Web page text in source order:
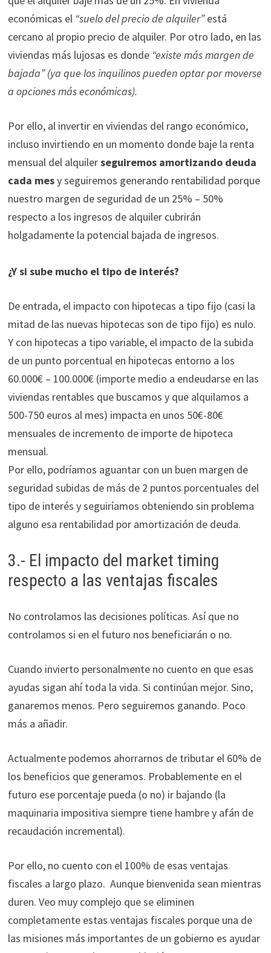
económicas el “suelo del precio de alquiler”está
cercano al propio precio de alquiler. Por otro lado, en las
viviendas más lujosas es donde “existe más margen de
bajada” (ya que los inquilinos pueden optar por moverse
a opciones más económicas).
Por ello, al invertir en viviendas del rango económico,
incluso invirtiendo en un momento donde baje la renta
mensual del alquilerseguiremos amortizando deuda
cada mesy seguiremos generando rentabilidad porque
nuestro margen de seguridad de un 25% – 50%
respecto a los ingresos de alquiler cubrirán
holgadamente la potencial bajada de ingresos.
¿Y si sube mucho el tipo de interés?
De entrada, el impacto con hipotecas a tipo fijo (casi la
mitad de las nuevas hipotecas son de tipo fijo) es nulo.
Y con hipotecas a tipo variable, el impacto de la subida
de un punto porcentual en hipotecas entorno a los
60.000€ – 100.000€ (importe medio a endeudarse en las
viviendas rentables que buscamos y que alquilamos a
500-750 euros al mes) impacta en unos 50€-80€
mensuales de incremento de importe de hipoteca
mensual.
Por ello, podríamos aguantar con un buen margen de
seguridad subidas de más de 2 puntos porcentuales del
tipo de interés y seguiríamos obteniendo sin problema
alguno esa rentabilidad por amortización de deuda.
3.- El impacto del market timing
respecto a las ventajas fiscales
No controlamos las decisiones políticas. Así que no
controlamos si en el futuro nos beneficiarán o no.
Cuando invierto personalmente no cuento en que esas
ayudas sigan ahí toda la vida. Si continúan mejor. Sino,
ganaremos menos. Pero seguiremos ganando. Poco
más a añadir.
Actualmente podemos ahorrarnos de tributar el 60% de
los beneficios que generamos. Probablemente en el
futuro ese porcentaje pueda (o no) ir bajando (la
maquinaria impositiva siempre tiene hambre y afán de
recaudación incremental).
Por ello, no cuento con el 100% de esas ventajas
fiscales a largo plazo. Aunque bienvenida sean mientras
duren. Veo muy complejo que se eliminen
completamente estas ventajas fiscales porque una de
las misiones más importantes de un gobierno es ayudar